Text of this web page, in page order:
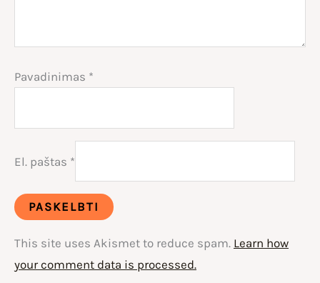
Pavadinimas *
El. paštas *
This site uses Akismet to reduce spam. Learn how
your comment data is processed.